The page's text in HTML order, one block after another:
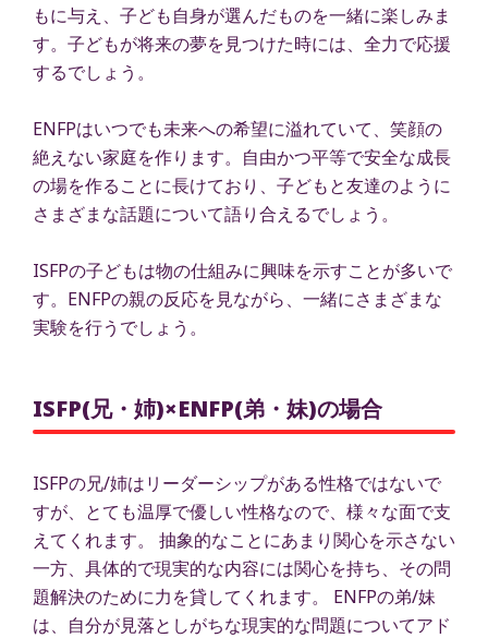
もに与え、子ども自身が選んだものを一緒に楽しみま
す。子どもが将来の夢を見つけた時には、全力で応援
するでしょう。
ENFPはいつでも未来への希望に溢れていて、笑顔の
絶えない家庭を作ります。自由かつ平等で安全な成長
の場を作ることに長けており、子どもと友達のように
さまざまな話題について語り合えるでしょう。
ISFPの子どもは物の仕組みに興味を示すことが多いで
す。ENFPの親の反応を見ながら、一緒にさまざまな
実験を行うでしょう。
ISFP(兄・姉)×ENFP(弟・妹)の場合
ISFPの兄/姉はリーダーシップがある性格ではないで
すが、とても温厚で優しい性格なので、様々な面で支
えてくれます。 抽象的なことにあまり関心を示さない
一方、具体的で現実的な内容には関心を持ち、その問
題解決のために力を貸してくれます。 ENFPの弟/妹
は、自分が見落としがちな現実的な問題についてアド